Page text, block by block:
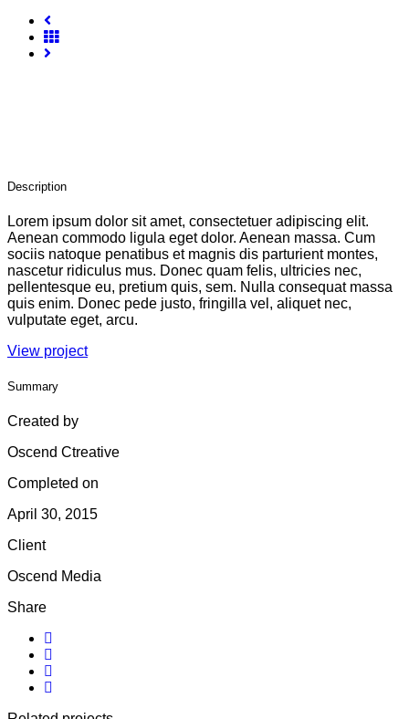
Description
Lorem ipsum dolor sit amet, consectetuer adipiscing elit.
Aenean commodo ligula eget dolor. Aenean massa. Cum
sociis natoque penatibus et magnis dis parturient montes,
nascetur ridiculus mus. Donec quam felis, ultricies nec,
pellentesque eu, pretium quis, sem. Nulla consequat massa
quis enim. Donec pede justo, fringilla vel, aliquet nec,
vulputate eget, arcu.
View project
Summary
Created by
Oscend Ctreative
Completed on
April 30, 2015
Client
Oscend Media
Share